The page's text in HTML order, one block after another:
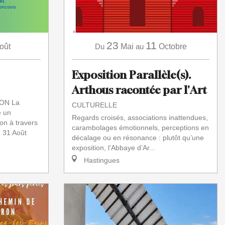
La
un
à travers
31 Août
Du 23 Mai au 11 Octobre
Exposition Parallèle(s).
Arthous racontée par l'Art
CULTURELLE
Regards croisés, associations inattendues,
carambolages émotionnels, perceptions en
décalage ou en résonance : plutôt qu’une
exposition, l’Abbaye d’Ar...
Hastingues